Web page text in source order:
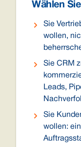
Wählen
Sie
wollen,
Sie CRM
Leads,
Sie
wollen: